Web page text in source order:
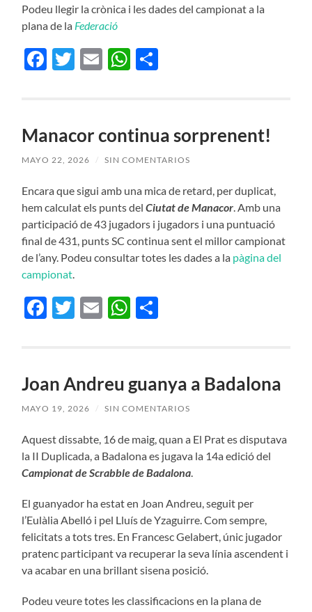
Podeu llegir la crònica i les dades del campionat a la
plana de la Federació
Facebook
Twitter
EmailWhatsApp
Manacor continua sorprenent!
MAYO 22, 2026 / SIN COMENTARIOS
Encara que sigui amb una mica de retard, per duplicat,
hem calculat els punts delCiutat de Manacor. Amb una
participació de 43 jugadors i jugadors i una puntuació
final de 431, punts SC continua sent el millor campionat
de l’any. Podeu consultar totes les dades a la pàgina del
campionat.
Facebook
Twitter
EmailWhatsApp
Joan Andreu guanya a Badalona
MAYO 19, 2026 / SIN COMENTARIOS
Aquest dissabte, 16 de maig, quan a El Prat es disputava
la II Duplicada, a Badalona es jugava la 14a edició del
Campionat de Scrabble de Badalona.
El guanyador ha estat en Joan Andreu, seguit per
l’Eulàlia Abelló i pel Lluís de Yzaguirre. Com sempre,
felicitats a tots tres. En Francesc Gelabert, únic jugador
pratenc participant va recuperar la seva línia ascendent i
va acabar en una brillant sisena posició.
Podeu veure totes les classificacions en la plana de